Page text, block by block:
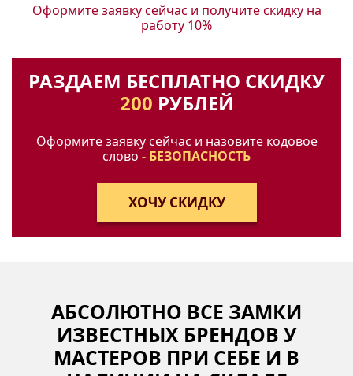
Оформите заявку сейчас и получитескидку на
работу 10%
РАЗДАЕМ БЕСПЛАТНО СКИДКУ
200 РУБЛЕЙ
Оформите заявку сейчас и назовите кодовое
слово - БЕЗОПАСНОСТЬ
АБСОЛЮТНО ВСЕ ЗАМКИ
ИЗВЕСТНЫХ БРЕНДОВ У
МАСТЕРОВ ПРИ СЕБЕ И В